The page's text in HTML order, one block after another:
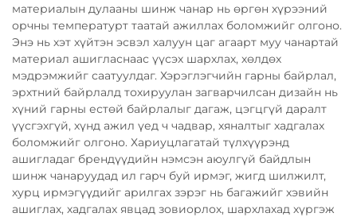
материалын дулааны шинж чанар нь өргөн хүрээний
орчны температурт таатай ажиллах боломжийг олгоно.
Энэ нь хэт хүйтэн эсвэл халуун цаг агаарт муу чанартай
материал ашигласнаас үүсэх шархлах, хөлдөх
мэдрэмжийг саатуулдаг. Хэрэглэгчийн гарны байрлал,
эрхтний байрлалд тохируулан загварчилсан дизайн нь
хүний гарны естөй байрлалыг дагаж, цэгцгүй даралт
үүсгэхгүй, хүнд ажил үед ч чадвар, хяналтыг хадгалах
боломжийг олгоно. Хариуцлагатай түлхүүрэнд
ашигладаг брендүүдийн нэмсэн аюулгүй байдлын
шинж чанаруудад ил гарч буй ирмэг, жигд шилжилт,
хурц ирмэгүүдийг арилгах зэрэг нь багажийг хэвийн
ашиглах, хадгалах явцад зовиорлох, шархлахад хүргэж